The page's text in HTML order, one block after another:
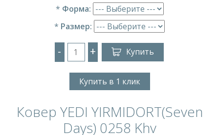
* Форма:
* Размер:
- + Купить
Купить в 1 клик
Ковер YEDI YIRMIDORT(Seven
Days) 0258 Khv